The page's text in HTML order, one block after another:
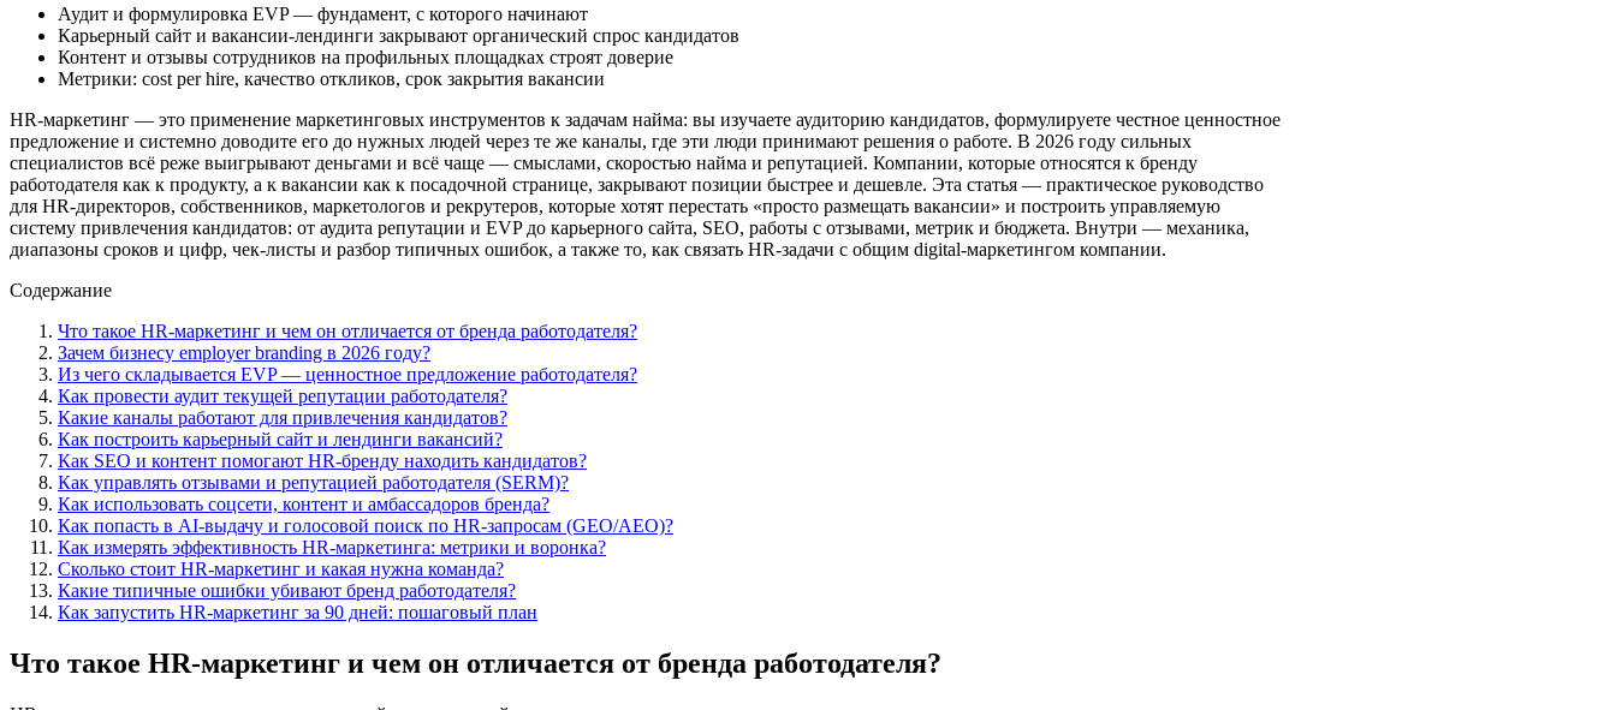
Аудит и формулировка EVP — фундамент, с которого начинают
Карьерный сайт и вакансии-лендинги закрывают органический спрос кандидатов
Контент и отзывы сотрудников на профильных площадках строят доверие
Метрики: cost per hire, качество откликов, срок закрытия вакансии
HR-маркетинг — это применение маркетинговых инструментов к задачам найма: вы изучаете аудиторию кандидатов, формулируете честное ценностное
предложение и системно доводите его до нужных людей через те же каналы, где эти люди принимают решения о работе. В 2026 году сильных
специалистов всё реже выигрывают деньгами и всё чаще — смыслами, скоростью найма и репутацией. Компании, которые относятся к бренду
работодателя как к продукту, а к вакансии как к посадочной странице, закрывают позиции быстрее и дешевле. Эта статья — практическое руководство
для HR-директоров, собственников, маркетологов и рекрутеров, которые хотят перестать «просто размещать вакансии» и построить управляемую
систему привлечения кандидатов: от аудита репутации и EVP до карьерного сайта, SEO, работы с отзывами, метрик и бюджета. Внутри — механика,
диапазоны сроков и цифр, чек-листы и разбор типичных ошибок, а также то, как связать HR-задачи с общим digital-маркетингом компании.
Содержание
Что такое HR-маркетинг и чем он отличается от бренда работодателя?
Зачем бизнесу employer branding в 2026 году?
Из чего складывается EVP — ценностное предложение работодателя?
Как провести аудит текущей репутации работодателя?
Какие каналы работают для привлечения кандидатов?
Как построить карьерный сайт и лендинги вакансий?
Как SEO и контент помогают HR-бренду находить кандидатов?
Как управлять отзывами и репутацией работодателя (SERM)?
Как использовать соцсети, контент и амбассадоров бренда?
Как попасть в AI-выдачу и голосовой поиск по HR-запросам (GEO/AEO)?
Как измерять эффективность HR-маркетинга: метрики и воронка?
Сколько стоит HR-маркетинг и какая нужна команда?
Какие типичные ошибки убивают бренд работодателя?
Как запустить HR-маркетинг за 90 дней: пошаговый план
Что такое HR-маркетинг и чем он отличается от бренда работодателя?